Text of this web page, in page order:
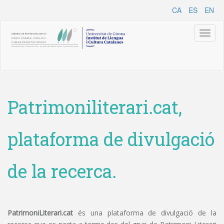
CA ES EN
Patrimoniliterari.cat,
plataforma de divulgació
de la recerca.
PatrimoniLiterari.cat és una plataforma de divulgació de la